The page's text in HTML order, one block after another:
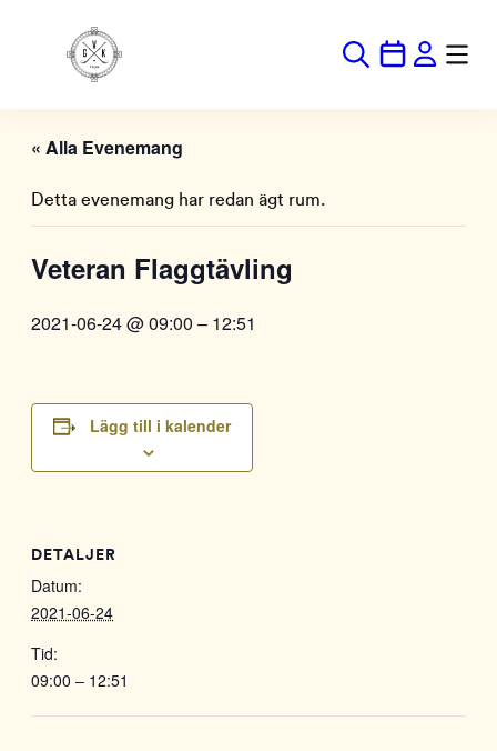
« Alla Evenemang
Detta evenemang har redan ägt rum.
Veteran Flaggtävling
2021-06-24 @ 09:00 – 12:51
Lägg till i kalender
DETALJER
Datum:
2021-06-24
Tid:
09:00 – 12:51